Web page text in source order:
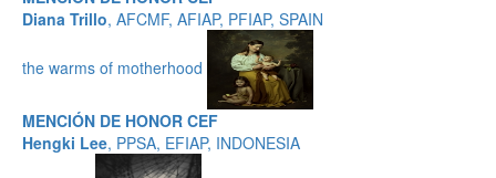
Diana Trillo, AFCMF, AFIAP, PFIAP, SPAIN
the warms of motherhood
MENCIÓN DE HONOR CEF
Hengki Lee, PPSA, EFIAP, INDONESIA